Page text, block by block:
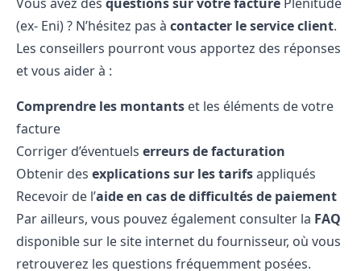
(ex- Eni) ? N’hésitez pas à contacter le service client.
Les conseillers pourront vous apportez des réponses
et vous aider à :
Comprendre les montants et les éléments de votre
facture
Corriger d’éventuels erreurs de facturation
Obtenir des explications sur les tarifsappliqués
Recevoir de l’aide en cas de difficultés de paiement
Par ailleurs, vous pouvez également consulter la FAQ
disponible sur le site internet du fournisseur, où vous
retrouverez les questions fréquemment posées.